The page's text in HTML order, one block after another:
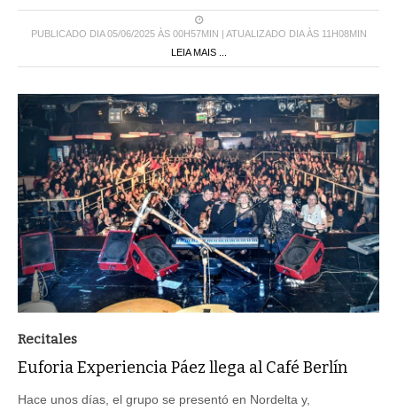
PUBLICADO DIA 05/06/2025 ÀS 00H57MIN | ATUALIZADO DIA ÀS 11H08MIN
LEIA MAIS ...
Recitales
Euforia Experiencia Páez llega al Café Berlín
Hace unos días, el grupo se presentó en Nordelta y,